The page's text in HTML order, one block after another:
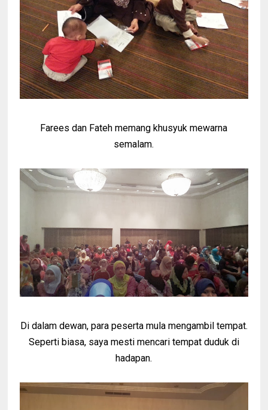
Farees dan Fateh memang khusyuk mewarna
semalam.
Di dalam dewan, para peserta mula mengambil tempat.
Seperti biasa, saya mesti mencari tempat duduk di
hadapan.